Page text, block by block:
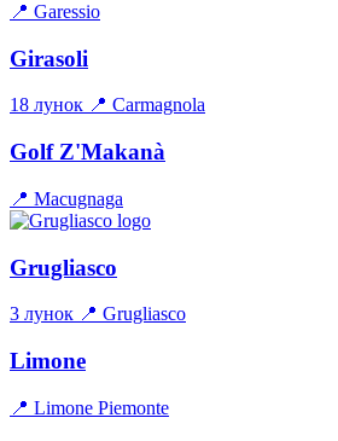
📍 Garessio
Girasoli
18 лунок 📍 Carmagnola
Golf Z'Makanà
📍 Macugnaga
Grugliasco
3 лунок 📍 Grugliasco
Limone
📍 Limone Piemonte